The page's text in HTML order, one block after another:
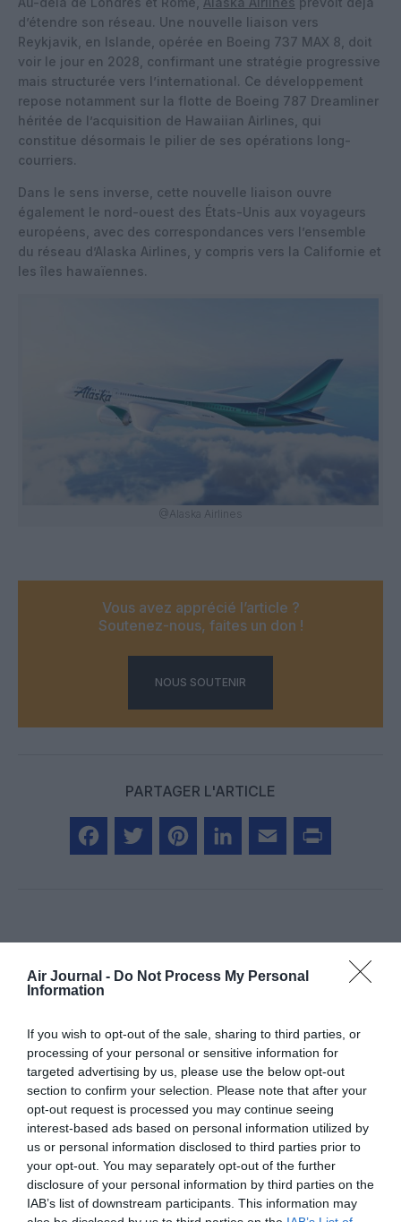
Air Journal - Do Not Process My Personal
Information
If you wish to opt-out of the sale, sharing to third parties, or
processing of your personal or sensitive information for
targeted advertising by us, please use the below opt-out
section to confirm your selection. Please note that after your
opt-out request is processed you may continue seeing
interest-based ads based on personal information utilized by
us or personal information disclosed to third parties prior to
your opt-out. You may separately opt-out of the further
disclosure of your personal information by third parties on the
IAB’s list of downstream participants. This information may
d’étendre son réseau. Une nouvelle liaison vers
Reykjavik, en Islande, opérée en Boeing 737 MAX 8, doit
voir le jour en 2028, confirmant une stratégie progressive
mais structurée vers l’international. Ce développement
repose notamment sur la flotte de Boeing 787 Dreamliner
héritée de l’acquisition de Hawaiian Airlines, qui
constitue désormais le pilier de ses opérations long-
courriers.
Dans le sens inverse, cette nouvelle liaison ouvre
également le nord-ouest des États-Unis aux voyageurs
européens, avec des correspondances vers l’ensemble
du réseau d’Alaska Airlines, y compris vers la Californie et
les îles hawaïennes.
@Alaska Airlines
Vous avez apprécié l’article ?
Soutenez-nous, faites un don !
NOUS SOUTENIR
PARTAGER L'ARTICLE
COMMENTAIRE(S)
Aujourd’hui des longs courriers depuis Seattle.
Qu’est ce qui empêche demain de proposer des mêmes vols
vers l’Europe depuis San Francisco ou los Angeles?
Ciel ouvert ou concurrence avec American Airlines et British
RÉPONDRE
NDR a commenté : 27 mai 2026 - 15 h 01 min